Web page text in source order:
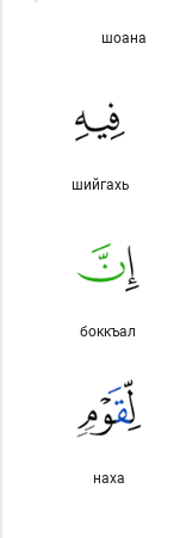
шоана
шийгахь
боккъал
наха